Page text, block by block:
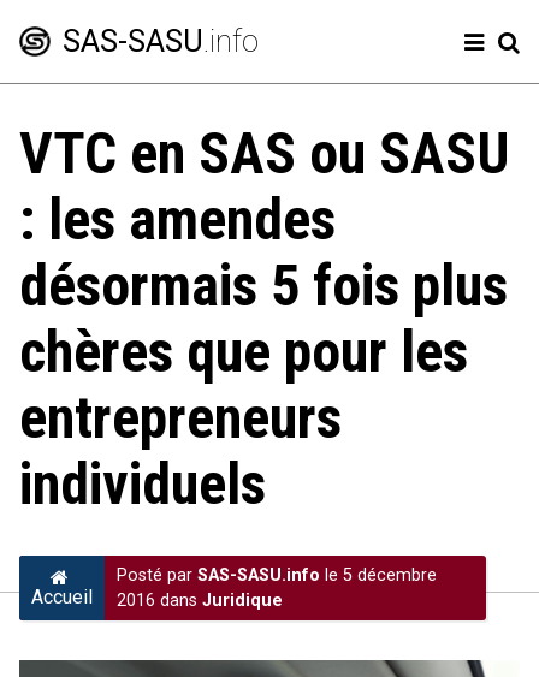
SAS-SASU.info
Créer une SAS
Modifier sa SAS
Frais professionnels
Code de la SAS
Charges sociales SAS et SASU
Dividendes
VTC en SAS ou SASU
: les amendes
désormais 5 fois plus
chères que pour les
entrepreneurs
individuels
Accueil
Posté par SAS-SASU.info le 5 décembre
2016 dans Juridique